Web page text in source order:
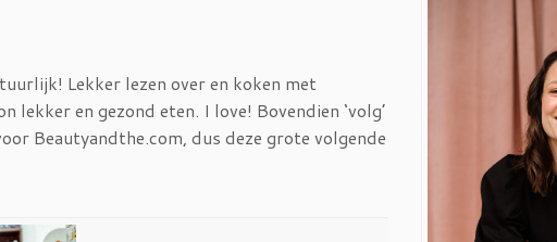
Lekker lezen over en koken met
en gezond eten. I love! Bovendien ‘volg’
Beautyandthe.com, dus deze grote volgende